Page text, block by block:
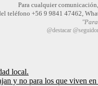
Para cualquier
teléfono +56 9 9841 47462,
@destacar
local.
y no para los que viven en